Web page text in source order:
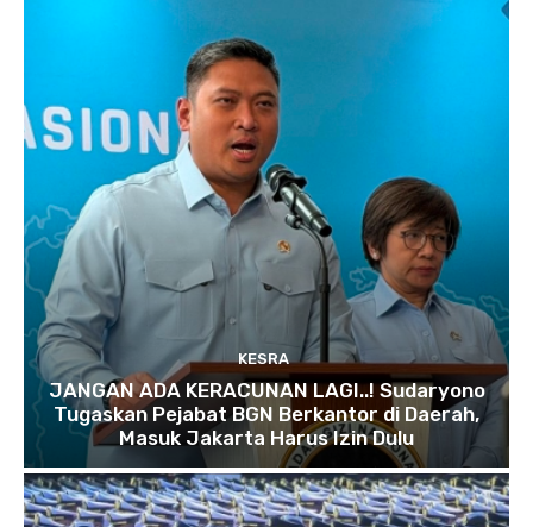
KESRA
JANGAN ADA KERACUNAN LAGI..! Sudaryono
Tugaskan Pejabat BGN Berkantor di Daerah,
Masuk Jakarta Harus Izin Dulu